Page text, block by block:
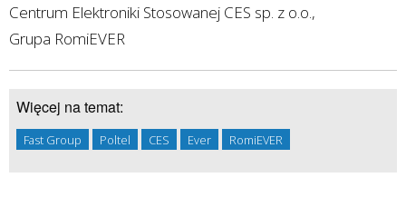
Centrum Elektroniki Stosowanej CES sp. z o.o.,
Grupa RomiEVER
Więcej na temat:
Fast Group Poltel CES Ever RomiEVER